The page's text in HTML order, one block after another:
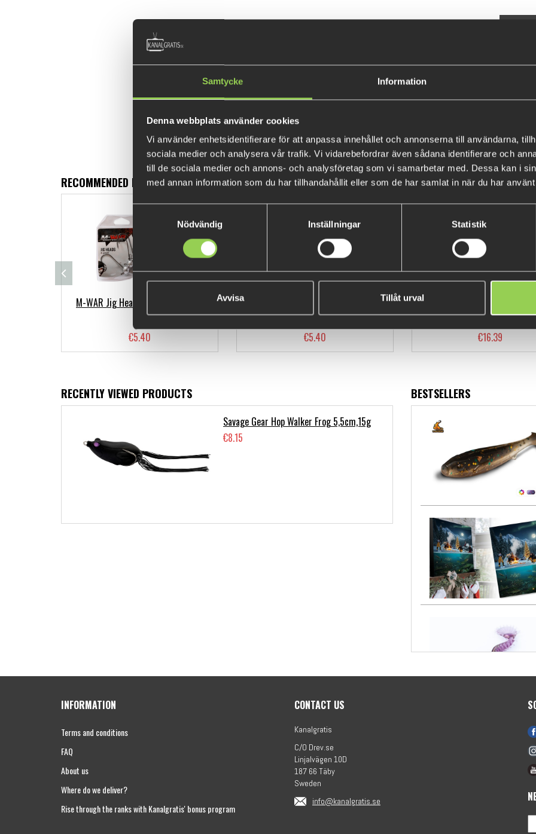
Samtycke Information
Denna webbplats använder cookies
Vi använder enhetsidentifierare för att anpassa innehållet och annonserna till användarna,
sociala medier och analysera vår trafik. Vi vidarebefordrar även sådana identifierare och
till de sociala medier och annons- och analysföretag som vi samarbetar med. Dessa kan i
med annan information som du har tillhandahållit eller som de har samlat in när du har
Nödvändig
Inställningar Statistik
Avvisa Tillåt urval
A frog that walks well, goes
hook. This frog leaves
RECOMMENDED PRODUCTS
M-WAR Jig Heads #1 4-pack (BKK)
€5.40
M-WAR Jig Heads #3/0 4-pack (BKK)
€5.40
Flatnose Shad 12cm with
3-pack
€16.39
RECENTLY VIEWED PRODUCTS
Savage Gear Hop Walker Frog 5,5cm,15g
€8.15
BESTSELLERS
INFORMATION
Terms and conditions
FAQ
About us
Where do we deliver?
Rise through the ranks with Kanalgratis' bonus program
CONTACT US
Kanalgratis
C/O Drev.se
Linjalvägen 10D
187 66 Täby
Sweden
info@kanalgratis.se